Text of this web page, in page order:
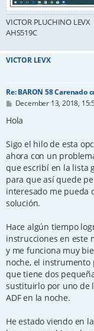
VICTOR PLUCHINO LEVX
AHS519C
VICTOR LEVX
Re: BARON 58 Carenado
P
s
December 13, 2018,
Hola
Sigo el hilo de esta
ahora con un
que escribí en la lista
para que así quede
interesado me pueda
solución.
Hace algún tiempo
instrucciones en este
y me funciona muy
noche, el
que tiene dos
sustituirlo por uno de
ADF en la noche.
He estado viendo en